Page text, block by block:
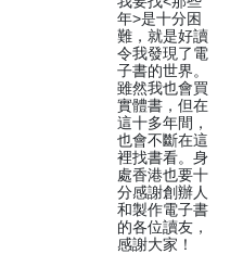
年>是十分困
難，就是好讀
令我發現了電
子書的世界。
雖然我也會買
實體書，但在
這十多年間，
也會不斷在這
裡找書看。身
處香港也要十
分感謝創辦人
和製作電子書
的各位讀友，
感謝大家！